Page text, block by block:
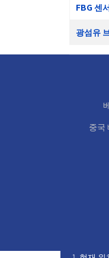
FBG 센
광섬유
중국